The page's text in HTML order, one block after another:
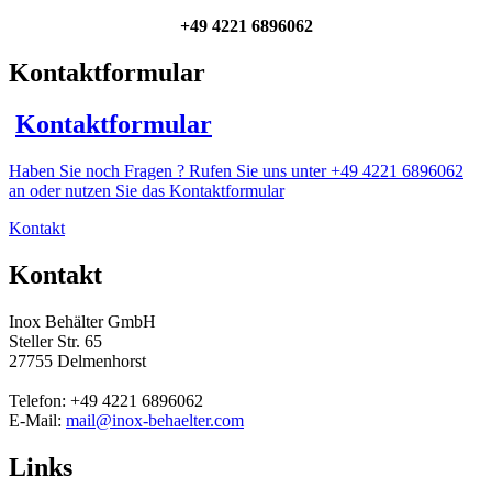
+49 4221 6896062
Kontaktformular
Kontaktformular
Haben Sie noch Fragen ? Rufen Sie uns unter +49 4221 6896062
an oder nutzen Sie das Kontaktformular
Kontakt
Kontakt
Inox Behälter GmbH
Steller Str. 65
27755 Delmenhorst
Telefon: +49 4221 6896062
E-Mail: mail@inox-behaelter.com
Links